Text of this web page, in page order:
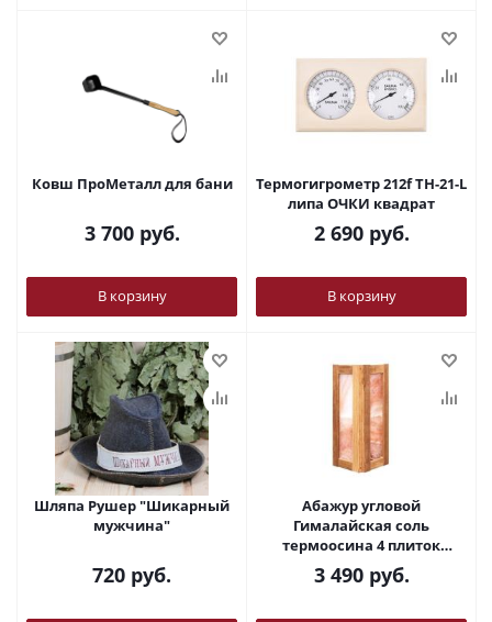
Ковш ПроМеталл для бани
3 700руб.
В корзину
Термогигрометр 212f ТН-21-L
липа ОЧКИ квадрат
2 690руб.
В корзину
Шляпа Рушер "Шикарный
мужчина"
720 руб.
Абажур угловой
Гималайская соль
термоосина 4 плиток
18*47см
3 490руб.